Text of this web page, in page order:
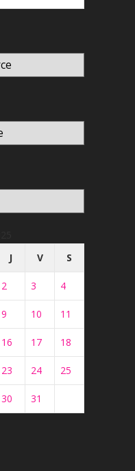
J V S
2 3 4
9 10 11
16 17 18
23 24 25
30
31